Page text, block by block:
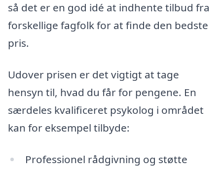
så det er en god idé at indhente tilbud fra
forskellige fagfolk for at finde den bedste
pris.
Udover prisen er det vigtigt at tage
hensyn til, hvad du får for pengene. En
særdeles kvalificeret psykolog i området
kan for eksempel tilbyde:
Professionel rådgivning og støtte